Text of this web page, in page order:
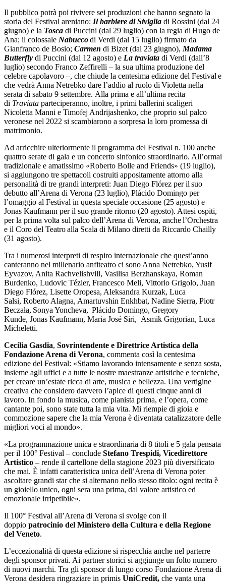
Il pubblico potrà poi rivivere sei produzioni che hanno segnato la
storia del Festival areniano: Il barbiere di Siviglia di Rossini (dal 24
giugno) e la Tosca di Puccini (dal 29 luglio) con la regia di Hugo de
Ana; il colossale Nabuccodi Verdi (dal 15 luglio) firmato da
Gianfranco de Bosio; Carmen di Bizet (dal 23 giugno), Madama
Butterfly di Puccini (dal 12 agosto) e La traviata di Verdi (dall’8
luglio) secondo Franco Zeffirelli – la sua ultima produzione del
celebre capolavoro –, che chiude la centesima edizione del Festival e
che vedrà Anna Netrebko dare l’addio al ruolo di Violetta nella
serata di sabato 9 settembre. Alla prima e all’ultima recita
di Traviata parteciperanno, inoltre, i primi ballerini scaligeri
Nicoletta Manni e Timofej Andrijashenko, che proprio sul palco
veronese nel 2022 si scambiarono a sorpresa la loro promessa di
matrimonio.
Ad arricchire ulteriormente il programma del Festival n. 100 anche
quattro serate di gala e un concerto sinfonico straordinario. All’ormai
tradizionale e amatissimo «Roberto Bolle and Friends» (19 luglio),
si aggiungono tre spettacoli costruiti appositamente attorno alla
personalità di tre grandi interpreti: Juan Diego Flórez per il suo
debutto all’Arena di Verona (23 luglio), Plácido Domingo per
l’omaggio al Festival in questa speciale occasione (25 agosto) e
Jonas Kaufmann per il suo grande ritorno (20 agosto). Attesi ospiti,
per la prima volta sul palco dell’Arena di Verona, anche l’Orchestra
e il Coro del Teatro alla Scala di Milano diretti da Riccardo Chailly
(31 agosto).
Tra i numerosi interpreti di respiro internazionale che quest’anno
canteranno nel millenario anfiteatro ci sono Anna Netrebko, Yusif
Eyvazov, Anita Rachvelishvili, Vasilisa Berzhanskaya, Roman
Burdenko, Ludovic Tézier, Francesco Meli, Vittorio Grigolo, Juan
Diego Flórez, Lisette Oropesa, Aleksandra Kurzak, Luca
Salsi, Roberto Alagna, Amartuvshin Enkhbat, Nadine Sierra, Piotr
Beczała, Sonya Yoncheva, Plácido Domingo, Gregory
Kunde, Jonas Kaufmann, Maria José Siri, Asmik Grigorian, Luca
Micheletti.
Cecilia Gasdia, Sovrintendente e Direttrice Artistica della
Fondazione Arena di Verona, commenta così la centesima
edizione del Festival: «Stiamo lavorando intensamente e senza sosta,
insieme agli uffici e a tutte le nostre maestranze artistiche e tecniche,
per creare un’estate ricca di arte, musica e bellezza. Una vertigine
creativa che considero davvero l’apice di questi cinque anni di
lavoro. In fondo la musica, come pianista prima, e l’opera, come
cantante poi, sono state tutta la mia vita. Mi riempie di gioia e
commozione sapere che la mia Verona è diventata catalizzatore delle
migliori voci al mondo».
«La programmazione unica e straordinaria di 8 titoli e 5 gala pensata
per il 100° Festival – conclude Stefano Trespidi, Vicedirettore
Artistico – rende il cartellone della stagione 2023 più diversificato
che mai. È infatti caratteristica unica dell’Arena di Verona poter
ascoltare grandi star che si alternano nello stesso titolo: ogni recita è
un gioiello unico, ogni sera una prima, dal valore artistico ed
emozionale irripetibile».
Il 100° Festival all’Arena di Verona si svolge con il
doppio patrocinio del Ministero della Cultura e della Regione
del Veneto.
L’eccezionalità di questa edizione si rispecchia anche nel parterre
degli sponsor privati. Ai partner storici si aggiunge un folto numero
di nuovi marchi. Tra gli sponsor di lungo corso Fondazione Arena di
Verona desidera ringraziare in primis UniCredit, che vanta una